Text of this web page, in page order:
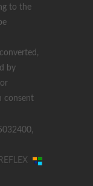
to the
by
consent
REFLEX